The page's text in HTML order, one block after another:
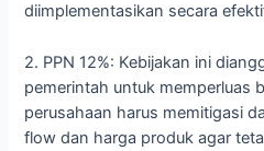
diimplementasikan secara
2. PPN 12%: Kebijakan ini
pemerintah untuk memperluas
perusahaan harus memitigasi
flow dan harga produk agar